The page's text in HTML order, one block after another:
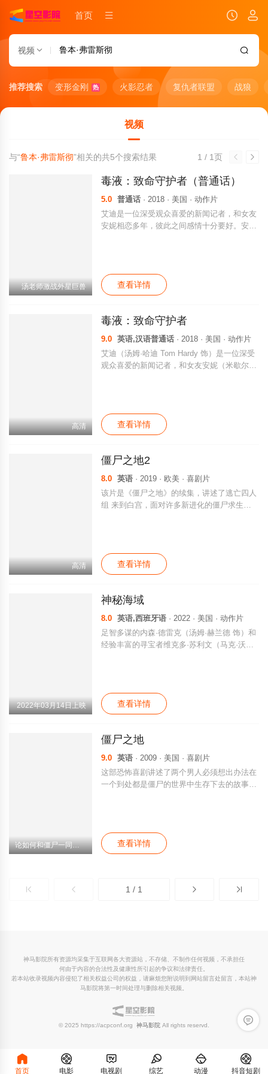
首页
视频
推荐搜索 变形金刚 热 火影忍者 复仇者联盟 战狼
视频
1 / 1页
与“鲁本·弗雷斯彻”相关的共5个搜索结果
汤老师激战外星巨兽
毒液：致命守护者（普通话）
5.0 普通话 · 2018 · 美国 · 动作片
艾迪是一位深受观众喜爱的新闻记者，和女友
安妮相恋多年，彼此之间感情十分要好。安妮
友也离他而去。之后，生命基金会的朵拉博士
找到了艾迪，希望艾迪能够帮助她阻止德雷克
疯狂的罪行。在生命基金会的实验室里，艾迪
打误撞之中被外星生命体毒液附身。回到家
后，艾迪和毒液之间形成了共生关系，他们要
应对的是德雷克派出的一波又一波杀手。
查看详情
高清
毒液：致命守护者
9.0 英语,汉语普通话 · 2018 · 美国 · 动作片
艾迪（汤姆·哈迪 Tom Hardy 饰）是一位深受
观众喜爱的新闻记者，和女友安妮（米歇尔·
迪发现了基金会老板德雷克（里兹·阿迈德 Riz
Ahmed 饰）不为人知的秘密。为此，艾迪不
仅丢了工作，女友也离他而去。 之后，生命
饰）找到了艾迪，希望艾迪能够帮助她阻止德
雷克疯狂的罪行。在生命基金会的实验室里，
艾迪发现了德雷克进行人体实验的证据，并且
在误打误撞之中被外星生命体毒液附身。回到
家后，艾迪和毒液之间形成了共生关系，他们
查看详情
高清
僵尸之地2
8.0 英语 · 2019 · 欧美 · 喜剧片
该片是《僵尸之地》的续集，讲述了逃亡四人
组 来到白宫，面对许多新进化的僵尸求生的
查看详情
2022年03月14日上映
神秘海域
8.0 英语,西班牙语 · 2022 · 美国 · 动作片
足智多谋的内森·德雷克（汤姆·赫兰德 饰）和
经验丰富的寻宝者维克多·苏利文（马克·沃尔
跨全球的竞赛。他们必须赶在冷酷无情的蒙卡
达（安东尼奥·班德拉斯 饰）之前寻得宝藏。
蒙卡达坚信他和他的家族才是宝藏的正当继承
上最古老的谜团，他们便能找到价值50亿美元
的宝藏，甚至还可能找到内森失踪已久的哥
哥……但首先，他们必须学会通力合作。
查看详情
论如何和僵尸一同旅行
僵尸之地
9.0 英语 · 2009 · 美国 · 喜剧片
这部恐怖喜剧讲述了两个男人必须想出办法在
一个到处都是僵尸的世界中生存下去的故事。
的男人，可以手持AK-toting对僵尸开战。但当
他们遇到了两个同样有着自己的特殊方法对付
僵尸的小女孩时，他们必须决定是互相依靠，
查看详情
1 / 1
留言反
神马影院所有资源均采集于互联网各大资源站，不存储、不制作任何视频，不承担任
何由于内容的合法性及健康性所引起的争议和法律责任。
若本站收录视频内容侵犯了相关权益公司的权益，请麻烦您附说明到网站留言处留言，本站神
马影院将第一时间处理与删除相关视频。
© 2025 https://acpconf.org 神马影院 All rights reservd.
首页 电影 电视剧 综艺 动漫 抖音短剧